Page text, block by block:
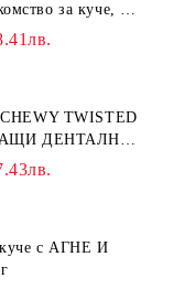
за куче, 50
TWISTED
куче с АГНЕ И